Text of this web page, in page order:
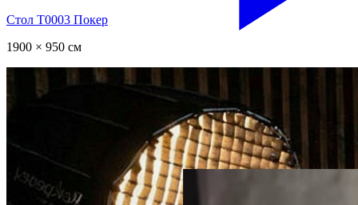
Стол T0003 Покер
1900 × 950 см
Тумба из карагача с живым
краем
Со смолой